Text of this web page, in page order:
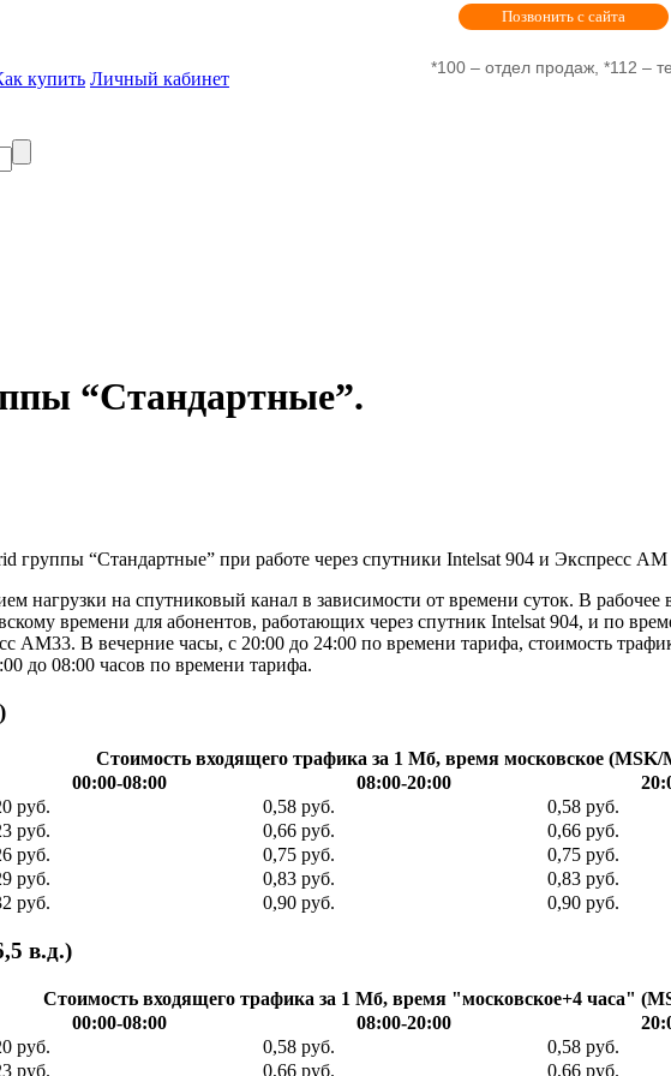
Позвонить с сайта
*100 – отдел продаж, *112 –
купить Личный кабинет
“Стандартные”.
группы “Стандартные” при работе через спутники Intelsat 904 и Экспресс АМ
нагрузки на спутниковый канал в зависимости от времени суток. В
времени для абонентов, работающих через спутник Intelsat 904, и по
АМ33. В вечерние часы, с 20:00 до 24:00 по времени тарифа, стоимость
до 08:00 часов по времени тарифа.
Стоимость входящего трафика за 1 Мб, время московское (MSK/
00:00-08:00
08:00-20:00
руб. 0,58 руб.
0,58 руб.
руб. 0,66 руб.
0,66 руб.
руб. 0,75 руб.
0,75 руб.
руб. 0,83 руб.
0,83 руб.
руб. 0,90 руб. 0,90 руб.
в.д.)
Стоимость входящего трафика за 1 Мб, время "московское+4 часа"
00:00-08:00
08:00-20:00
руб. 0,58 руб.
0,58 руб.
руб. 0,66 руб. 0,66 руб.